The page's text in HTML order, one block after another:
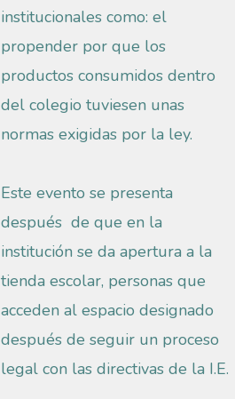
institucionales como: el
propender por que los
productos consumidos dentro
del colegio tuviesen unas
normas exigidas por la ley.
Este evento se presenta
después de que en la
institución se da apertura a la
tienda escolar, personas que
acceden al espacio designado
después de seguir un proceso
legal con las directivas de la I.E.